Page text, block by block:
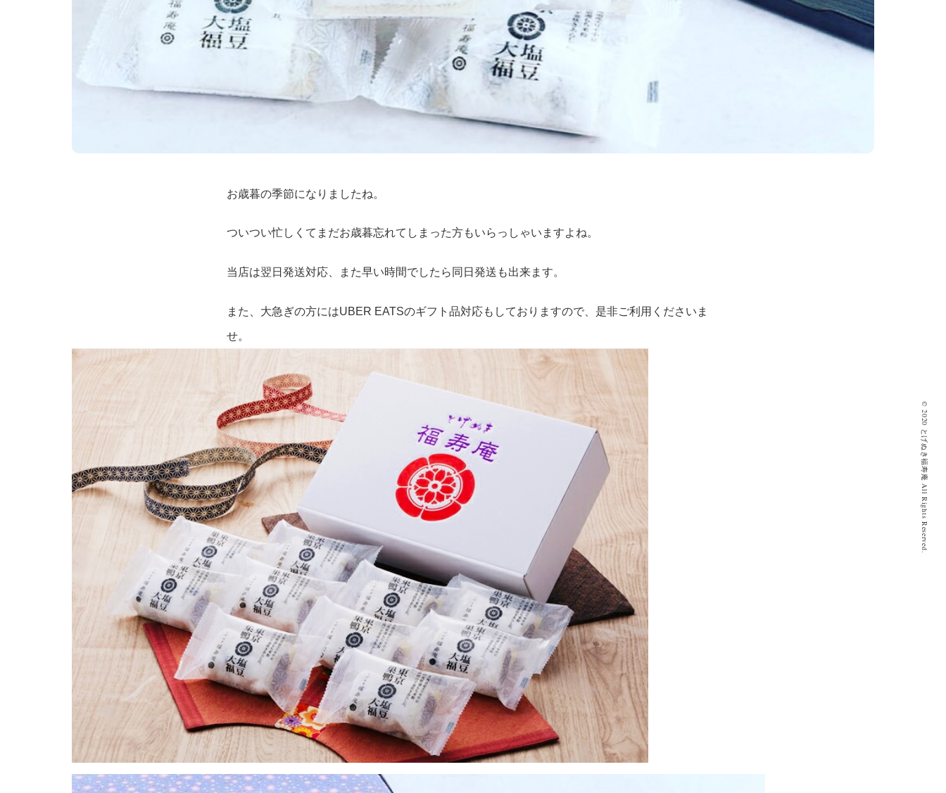
© 2020 とげぬき福寿庵 All Rights Reserved.
お歳暮の季節になりましたね。
ついつい忙しくてまだお歳暮忘れてしまった方もいらっしゃいますよね。
当店は翌日発送対応、また早い時間でしたら同日発送も出来ます。
また、大急ぎの方にはUBER EATSのギフト品対応もしておりますので、是非ご利用くださいま
せ。